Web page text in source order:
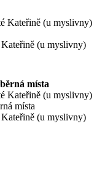
Kateřině (u myslivny)
Kateřině (u myslivny)
místa
Kateřině (u myslivny)
místa
Kateřině (u myslivny)